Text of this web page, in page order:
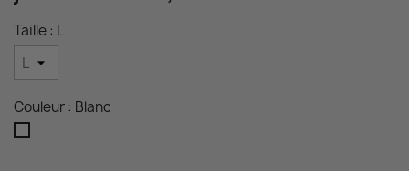
Taille : L
Couleur : Blanc